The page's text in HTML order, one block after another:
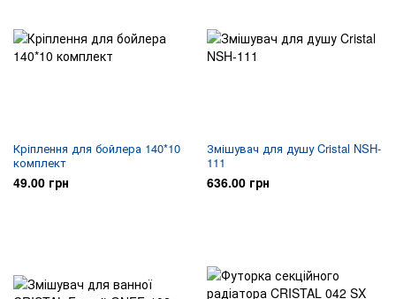
Кріплення для бойлера 140*10
комплект
49.00 грн
Змішувач для душу Cristal NSH-
111
636.00 грн